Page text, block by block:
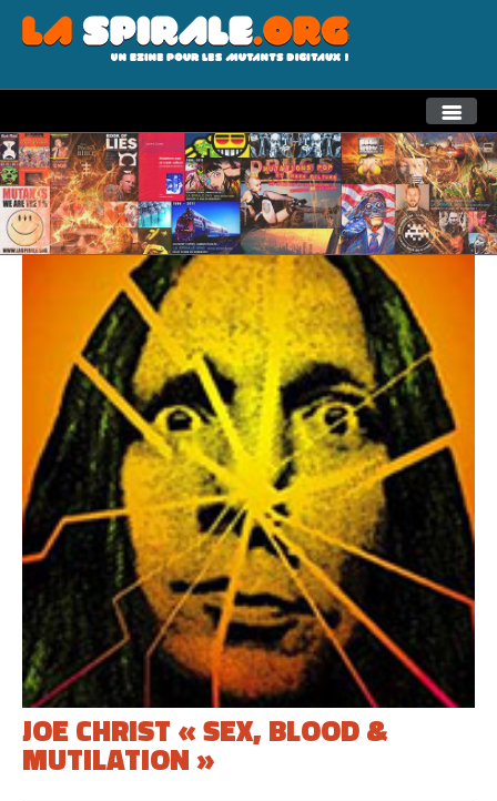
THEMES
RECHERCHE AVANCEE
LA SPIRALE
JOE CHRIST « SEX, BLOOD &
MUTILATION »